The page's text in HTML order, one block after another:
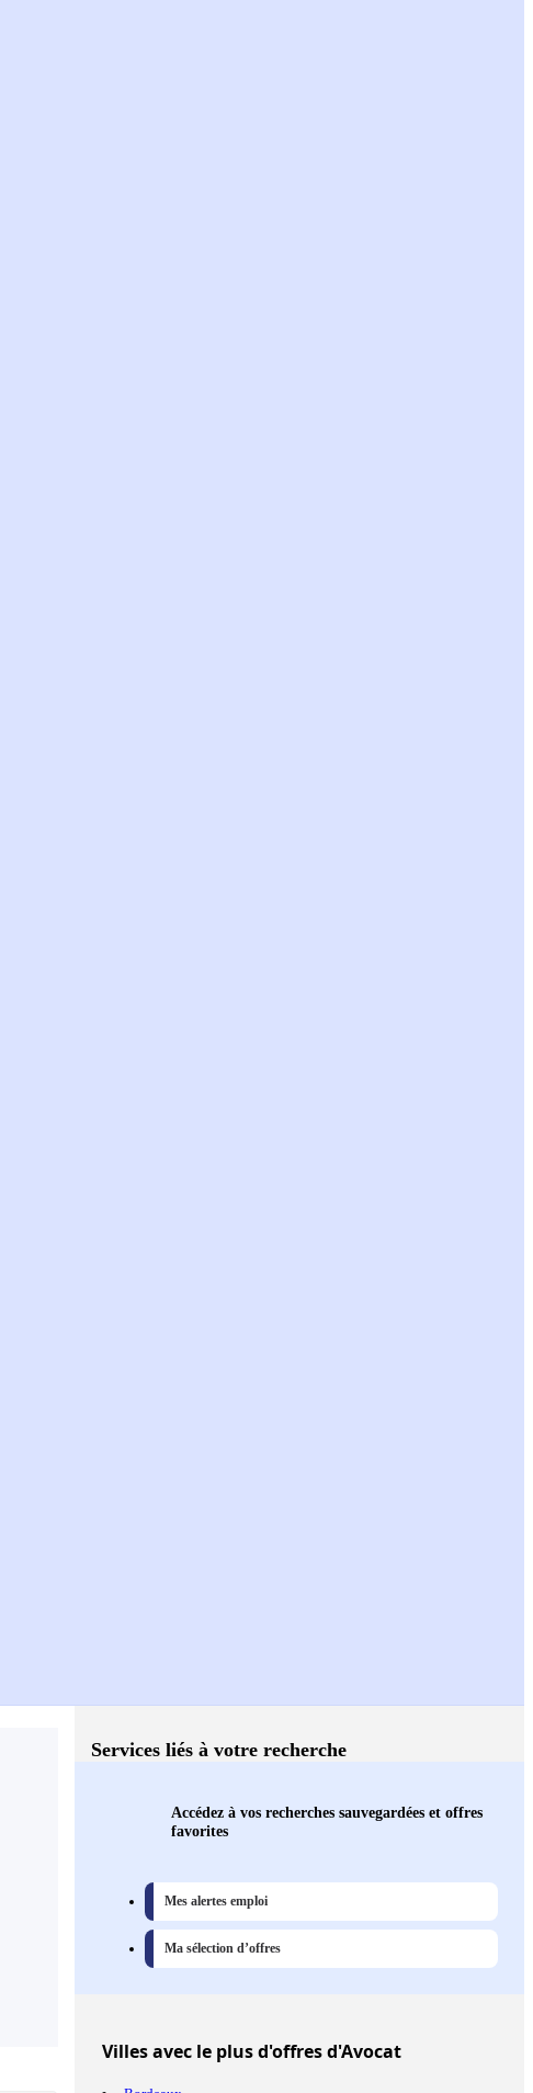
Services liés à votre recherche
Accédez à vos recherches sauvegardées et offres
favorites
Mes alertes emploi
Ma sélection d’offres
Villesavec le plus d'offres d'Avocat